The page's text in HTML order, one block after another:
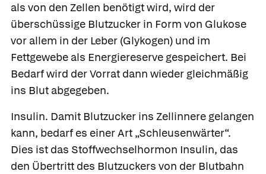
als von den Zellen benötigt wird, wird der
überschüssige Blutzucker in Form von Glukose
vor allem in der Leber (Glykogen) und im
Fettgewebe als Energiereserve gespeichert. Bei
Bedarf wird der Vorrat dann wieder gleichmäßig
ins Blut abgegeben.
Insulin. Damit Blutzucker ins Zellinnere gelangen
kann, bedarf es einer Art „Schleusenwärter“.
Dies ist das Stoffwechselhormon Insulin, das
den Übertritt des Blutzuckers von der Blutbahn